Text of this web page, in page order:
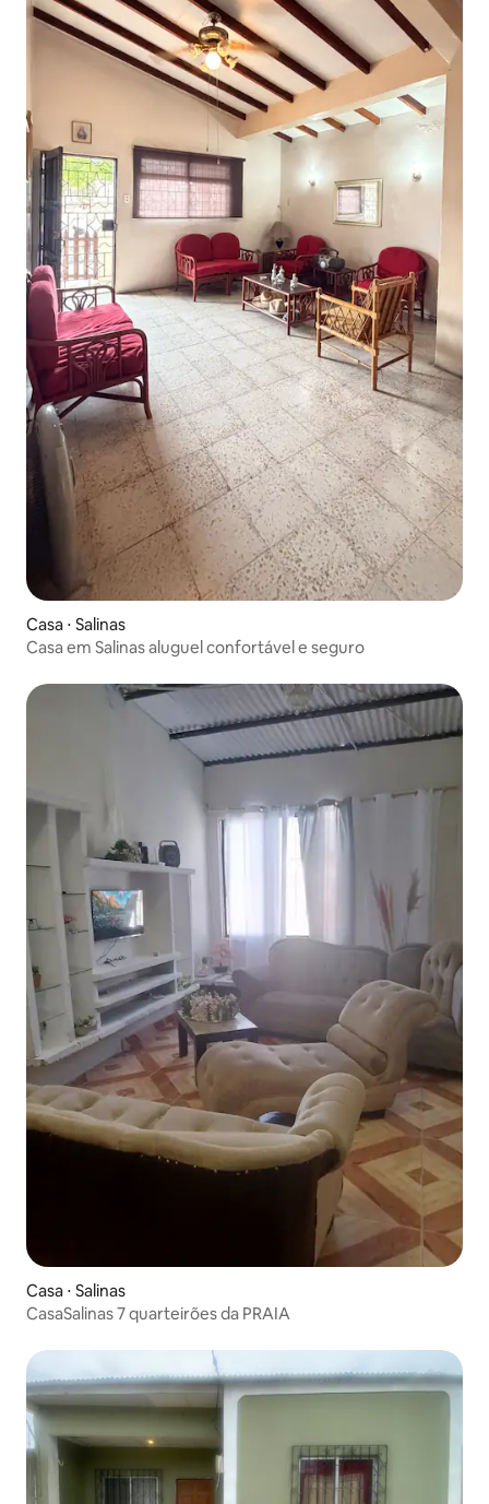
Casa ⋅ Salinas
Casa em Salinas aluguel confortável e seguro
Casa ⋅ Salinas
CasaSalinas 7 quarteirões da PRAIA